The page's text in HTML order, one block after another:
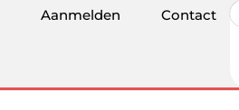
Aanmelden Contact